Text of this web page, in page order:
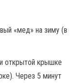
открытой крышке
Через 5 минут